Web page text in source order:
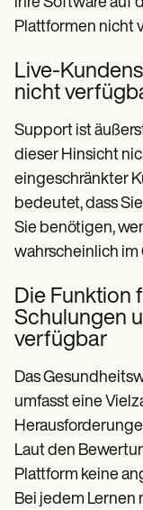
Plattformen nicht
Live-
nicht
Support ist
dieser Hinsicht
eingeschränkter
bedeutet, dass
Sie benötigen,
wahrscheinlich
Die Funktion
Schulungen
verfügbar
Das
umfasst eine
Laut den
Plattform keine
Bei jedem Lernen